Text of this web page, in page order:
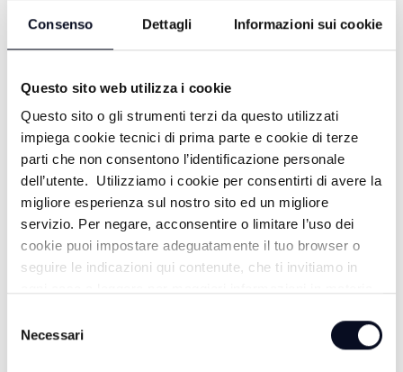
Consenso Dettagli Informazioni sui cookie
Questo sito web utilizza i cookie
Questo sito o gli strumenti terzi da questo utilizzati
impiega cookie tecnici di prima parte e cookie di terze
parti che non consentono l’identificazione personale
dell’utente. Utilizziamo i cookie per consentirti di avere la
migliore esperienza sul nostro sito ed un migliore
servizio. Per negare, acconsentire o limitare l’uso dei
cookie puoi impostare adeguatamente il tuo browser o
seguire le indicazioni qui contenute, che ti invitiamo in
delNecessari
FISCHIO FINALE - 12/04/2026
FISCHIO FINALE - 12/04/2026
3 MESI FA
FISCHIO FINALE - 05/04/2026